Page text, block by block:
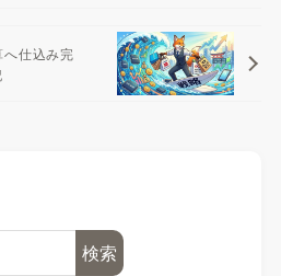
へ仕込み完
検索